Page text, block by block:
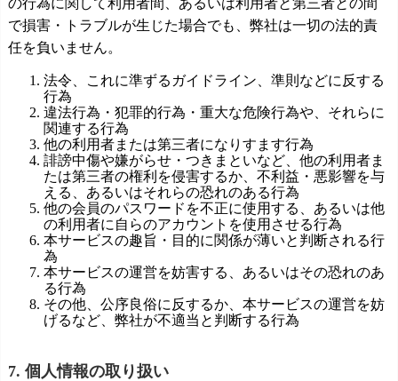
の行為に関して利用者間、あるいは利用者と第三者との間
で損害・トラブルが生じた場合でも、弊社は一切の法的責
任を負いません。
法令、これに準ずるガイドライン、準則などに反する
行為
違法行為・犯罪的行為・重大な危険行為や、それらに
関連する行為
他の利用者または第三者になりすます行為
誹謗中傷や嫌がらせ・つきまといなど、他の利用者ま
たは第三者の権利を侵害するか、不利益・悪影響を与
える、あるいはそれらの恐れのある行為
他の会員のパスワードを不正に使用する、あるいは他
の利用者に自らのアカウントを使用させる行為
本サービスの趣旨・目的に関係が薄いと判断される行
為
本サービスの運営を妨害する、あるいはその恐れのあ
る行為
その他、公序良俗に反するか、本サービスの運営を妨
げるなど、弊社が不適当と判断する行為
7. 個人情報の取り扱い